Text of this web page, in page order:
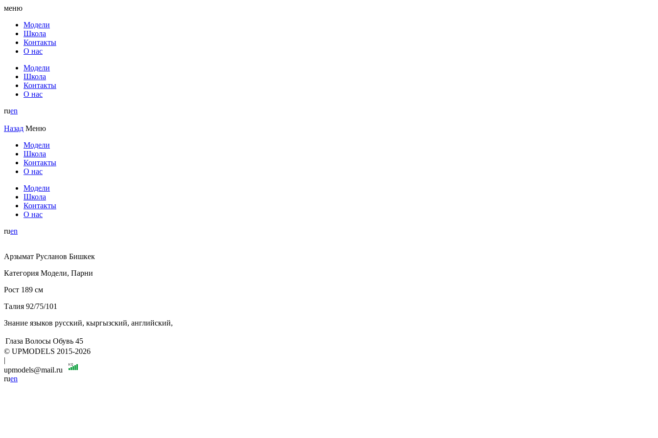
меню
Модели
Школа
Контакты
О нас
Модели
Школа
Контакты
О нас
ruen
Назад Меню
Модели
Школа
Контакты
О нас
Модели
Школа
Контакты
О нас
ruen
Арзымат Русланов Бишкек
Категория Модели, Парни
Рост 189 см
Талия 92/75/101
Знание языков русский, кыргызский, английский,
Глаза Волосы Обувь 45
© UPMODELS 2015-2026
|
upmodels@mail.ru
ruen